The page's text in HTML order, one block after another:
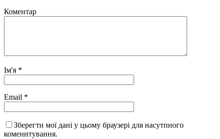
Коментар
Ім'я *
Email *
Зберегти мої дані у цьому браузері для насутпного
коменнтування.